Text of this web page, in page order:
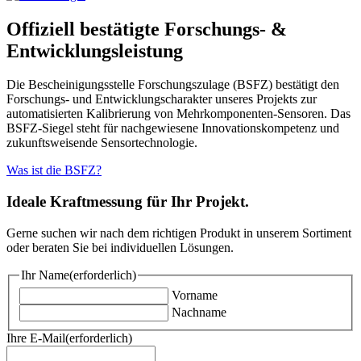
Offiziell bestätigte Forschungs- &
Entwicklungsleistung
Die Bescheinigungsstelle Forschungszulage (BSFZ) bestätigt den
Forschungs- und Entwicklungscharakter unseres Projekts zur
automatisierten Kalibrierung von Mehrkomponenten-Sensoren. Das
BSFZ-Siegel steht für nachgewiesene Innovationskompetenz und
zukunftsweisende Sensortechnologie.
Was ist die BSFZ?
Ideale Kraftmessung für Ihr Projekt.
Gerne suchen wir nach dem richtigen Produkt in unserem Sortiment
oder beraten Sie bei individuellen Lösungen.
Ihr Name(erforderlich)
Vorname
Nachname
Ihre E-Mail(erforderlich)